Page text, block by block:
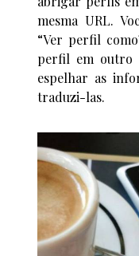
mesma URL.
“Ver perfil
perfil em outro
espelhar as
traduzi-las.